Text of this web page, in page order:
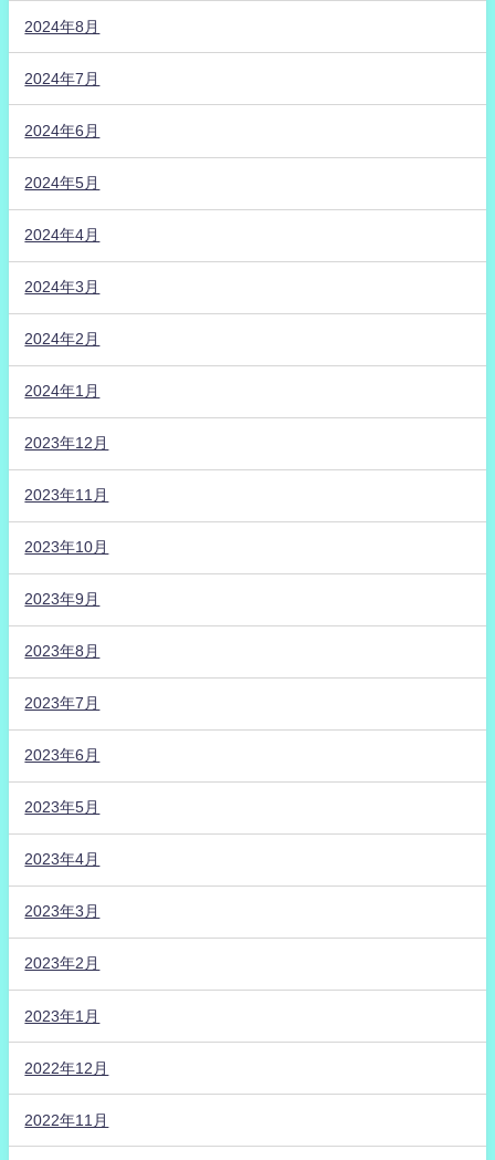
2024年8月
2024年7月
2024年6月
2024年5月
2024年4月
2024年3月
2024年2月
2024年1月
2023年12月
2023年11月
2023年10月
2023年9月
2023年8月
2023年7月
2023年6月
2023年5月
2023年4月
2023年3月
2023年2月
2023年1月
2022年12月
2022年11月